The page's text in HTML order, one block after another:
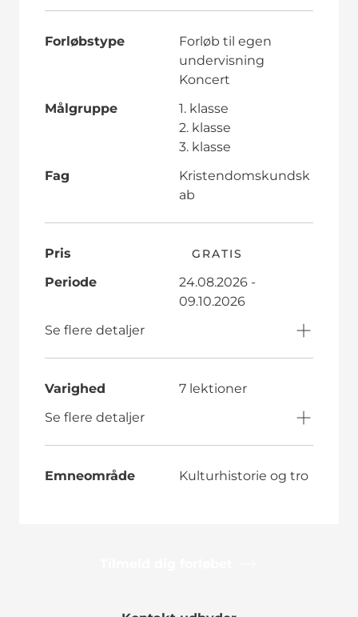
Forløbstype
Forløb til egen
undervisning
Koncert
Målgruppe
1. klasse
2. klasse
3. klasse
Fag
Kristendomskundsk
ab
Pris GRATIS
Periode
24.08.2026 -
09.10.2026
Se flere detaljer
Varighed
7 lektioner
Se flere detaljer
Emneområde Kulturhistorie og tro